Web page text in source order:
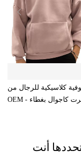
كلاسيكية للرجال من
OEM - سويت شيرت كاجوال بغطاء
أنت